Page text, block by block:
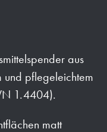
aus
und pflegeleichtem
1.4404).
matt